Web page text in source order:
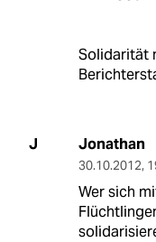
Solidarität
J Jonathan
30.10.2012,
Wer sich